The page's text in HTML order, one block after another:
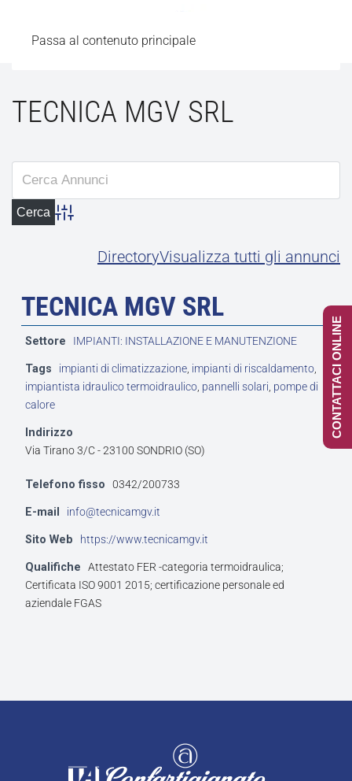
Passa al contenuto principale
TECNICA MGV SRL
Advanced Search
DirectoryVisualizza tutti gli annunci
TECNICA MGV SRL
Settore IMPIANTI: INSTALLAZIONE E MANUTENZIONE
Tags impianti di climatizzazione, impianti di riscaldamento,
impiantista idraulico termoidraulico, pannelli solari, pompe di
calore
Indirizzo
Via Tirano 3/C - 23100 SONDRIO (SO)
Telefono fisso 0342/200733
E-mail info@tecnicamgv.it
Sito Web https://www.tecnicamgv.it
Qualifiche Attestato FER -categoria termoidraulica;
Certificata ISO 9001 2015; certificazione personale ed
aziendale FGAS
CONTATTACI ONLINE